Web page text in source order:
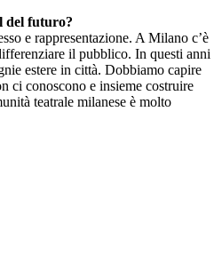
del futuro?
e rappresentazione. A Milano c’è
il pubblico. In questi anni
estere in città. Dobbiamo capire
ci conoscono e insieme costruire
teatrale milanese è molto